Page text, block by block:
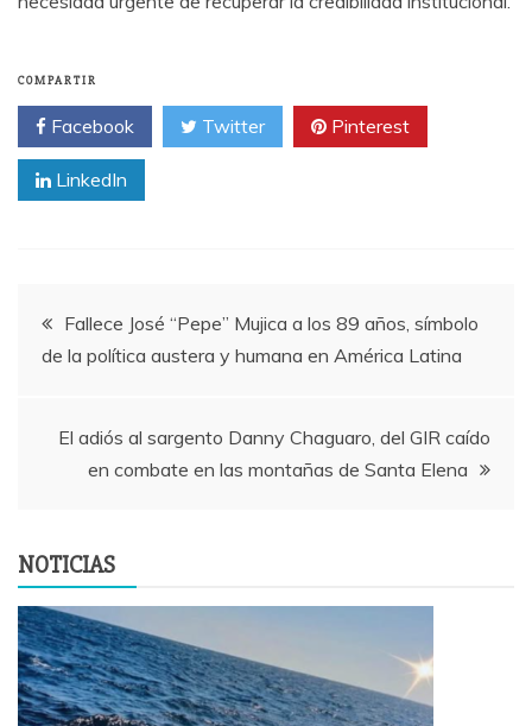
COMPARTIR
Facebook Twitter Pinterest
LinkedIn
Navegación
de
entradas
Fallece José “Pepe” Mujica a los 89 años, símbolo
de la política austera y humana en América Latina
El adiós al sargento Danny Chaguaro, del GIR caído
en combate en las montañas de Santa Elena
NOTICIAS